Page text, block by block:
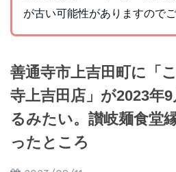
が古い可能性がありますので
善通寺市上吉田町に「
寺上吉田店」が2023年
るみたい。讃岐麺食堂
ったところ